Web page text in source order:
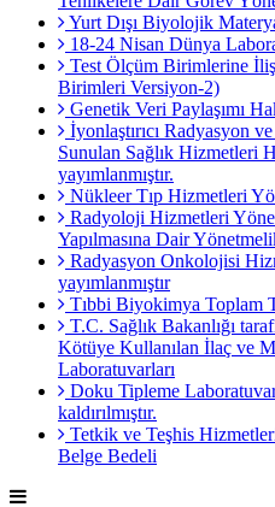
Yurt Dışı Biyolojik
18-24 Nisan Dünya
Test Ölçüm Birimlerine
Birimleri Versiyon-2)
Genetik Veri Paylaşımı
İyonlaştırıcı Radyasyon
Sunulan Sağlık Hizmetleri
yayımlanmıştır.
Nükleer Tıp Hizmetleri
Radyoloji Hizmetleri
Yapılmasına Dair
Radyasyon Onkolojisi
yayımlanmıştır
Tıbbi Biyokimya Toplam
T.C. Sağlık Bakanlığı
Kötüye Kullanılan İlaç ve
Laboratuvarları
Doku Tipleme
kaldırılmıştır.
Tetkik ve Teşhis
Belge Bedeli